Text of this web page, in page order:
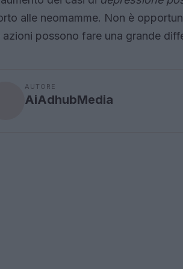
alle neomamme. Non è
azioni possono fare una grande
AUTORE
AiAdhubMedia